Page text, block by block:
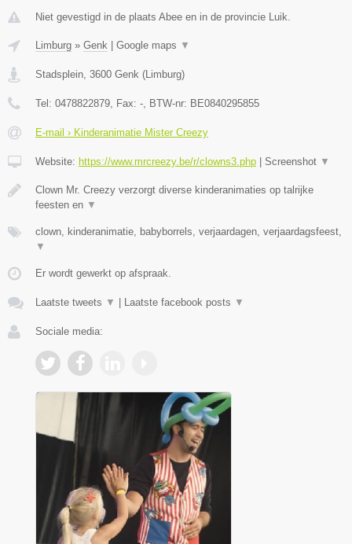
Niet gevestigd in de plaats Abee en in de provincie Luik.
Limburg » Genk Google maps ▼
Stadsplein, 3600 Genk (Limburg)
Tel: 0478822879, Fax: -, BTW-nr: BE0840295855
E-mail › Kinderanimatie Mister Creezy
Website: https://www.mrcreezy.be/r/clowns3.php Screenshot ▼
Clown Mr. Creezy verzorgt diverse kinderanimaties op talrijke
feesten en ▼
clown, kinderanimatie, babyborrels, verjaardagen, verjaardagsfeest,
▼
Er wordt gewerkt op afspraak.
Laatste tweets ▼ Laatste facebook posts ▼
Sociale media: